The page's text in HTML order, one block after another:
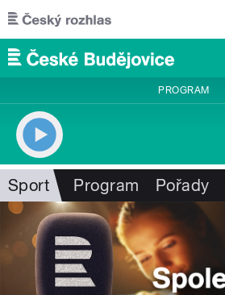
Přejít k hlavnímu obsahu
PROGRAM
Sport Program Pořady